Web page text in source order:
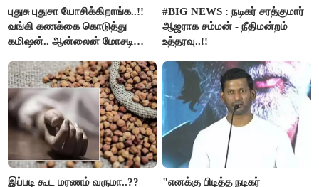
புதுசு புதுசா யோசிக்கிறாங்க..!!
வங்கி கணக்கை கொடுத்து
கமிஷன்.. ஆன்லைன் மோசடி
கைது..!!
#BIG NEWS : நடிகர் சரத்குமார்
ஆஜராக சம்மன் - நீதிமன்றம்
உத்தரவு..!!
இப்படி கூட மரணம் வருமா..??
"எனக்கு பிடித்த நடிகர்